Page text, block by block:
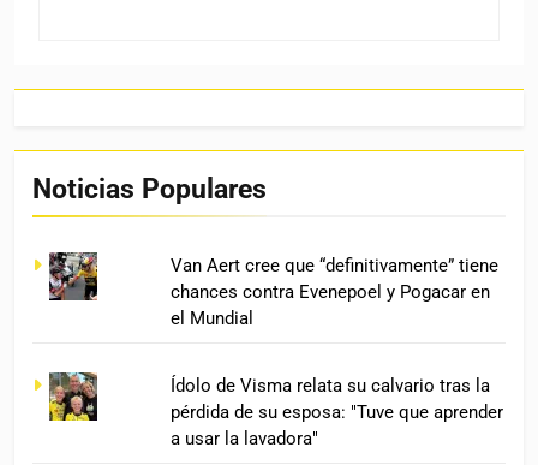
Noticias Populares
Van Aert cree que “definitivamente” tiene
chances contra Evenepoel y Pogacar en
el Mundial
Ídolo de Visma relata su calvario tras la
pérdida de su esposa: "Tuve que aprender
a usar la lavadora"